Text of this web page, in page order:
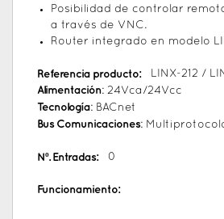
Posibilidad de controlar
a través de VNC.
Router integrado en modelo
Referencia producto:
LINX-212 /
Alimentación: 24Vca/24Vcc
Tecnología: BACnet
Bus Comunicaciones:
Nº. Entradas: 0
Funcionamiento: